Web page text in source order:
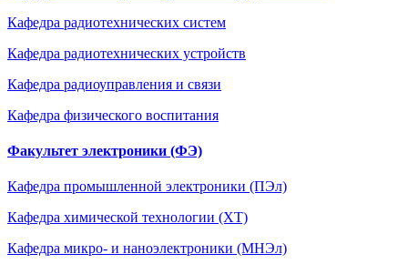
Кафедра радиотехнических систем
Кафедра радиотехническиx устройств
Кафедра радиоуправления и связи
Кафедра физического воспитания
Факультет электроники (ФЭ)
Кафедра промышленной электроники (ПЭл)
Кафедра химической технологии (ХТ)
Кафедра микро- и наноэлектроники (МНЭл)